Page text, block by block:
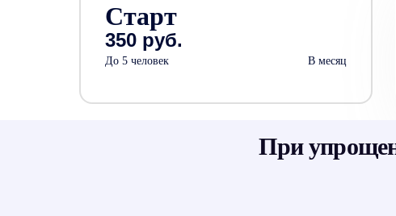
Старт
350 руб.
До 5 человек В месяц
При